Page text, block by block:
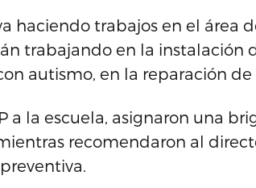
haciendo trabajos en el área
trabajando en la instalación
autismo, en la reparación de
a la escuela, asignaron una
recomendaron al